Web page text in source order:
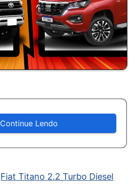
Continue Lendo
Fiat Titano 2.2 Turbo Diesel